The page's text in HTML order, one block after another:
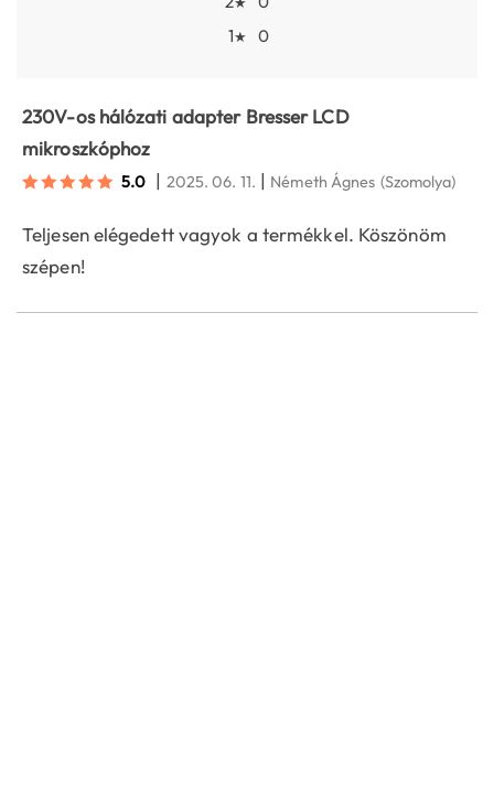
1★ 0
230V-os hálózati adapter Bresser LCD
mikroszkóphoz
5.0 | 2025. 06. 11. | Németh Ágnes (Szomolya)
Teljesen elégedett vagyok a termékkel. Köszönöm
szépen!